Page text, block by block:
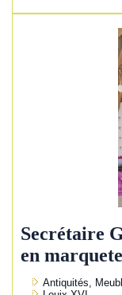
Secrétaire
en
Antiquités,